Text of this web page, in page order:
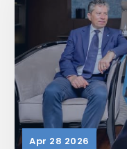
Apr 28 2026